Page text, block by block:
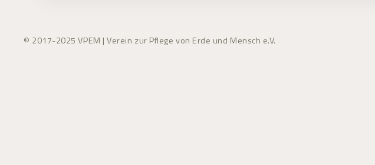
© 2017-2025 VPEM | Verein zur Pflege von Erde und Mensch e.V.